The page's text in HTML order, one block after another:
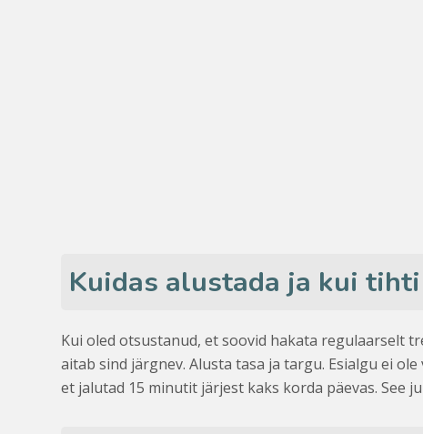
Kuidas alustada ja kui
Kui oled otsustanud, et soovid hakata regulaarselt
aitab sind järgnev. Alusta tasa ja targu. Esialgu ei
et jalutad 15 minutit järjest kaks korda päevas. See